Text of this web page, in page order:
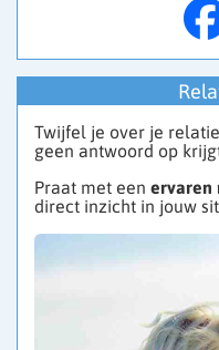
Twijfel je over je
geen antwoord op
Praat met een ervaren
direct inzicht in jouw